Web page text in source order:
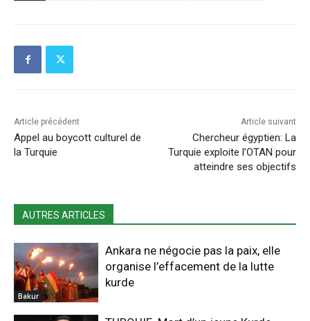
Article précédent
Appel au boycott culturel de
la Turquie
Article suivant
Chercheur égyptien: La
Turquie exploite l’OTAN pour
atteindre ses objectifs
AUTRES ARTICLES
Bakur
Ankara ne négocie pas la paix, elle
organise l’effacement de la lutte
kurde